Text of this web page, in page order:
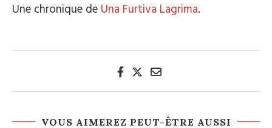
Une chronique de Una Furtiva Lagrima.
VOUS AIMEREZ PEUT-ÊTRE AUSSI